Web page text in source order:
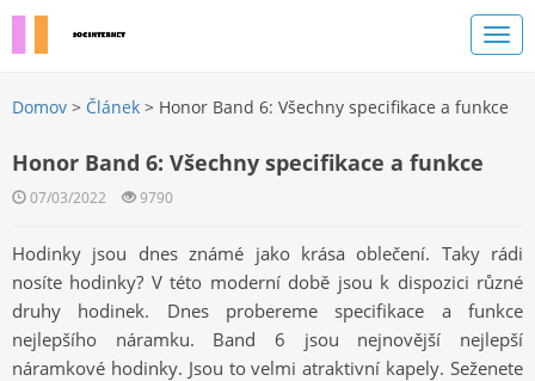
Domov > Článek > Honor Band 6: Všechny specifikace a funkce
Honor Band 6: Všechny specifikace a funkce
07/03/2022 9790
Hodinky jsou dnes známé jako krása oblečení. Taky rádi
nosíte hodinky? V této moderní době jsou k dispozici různé
druhy hodinek. Dnes probereme specifikace a funkce
nejlepšího náramku. Band 6 jsou nejnovější nejlepší
náramkové hodinky. Jsou to velmi atraktivní kapely. Seženete